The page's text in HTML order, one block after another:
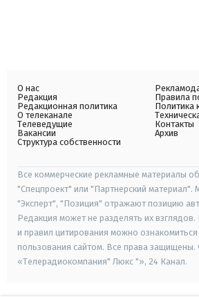
О нас
Редакция
Редакционная политика
О телеканале
Телеведущие
Вакансии
Структура собственности
Правила
Политика
Контакты
Архив
Все коммерческие рекламные материалы
"Спецпроект" или "Партнерский материал".
"Эксперт", "Позиция" отражают позицию
Редакция может не разделять их
и правил цитирования можно ознакомиться
пользования сайтом. Все права
«Телерадиокомпания" Люкс "», 24 Канал.